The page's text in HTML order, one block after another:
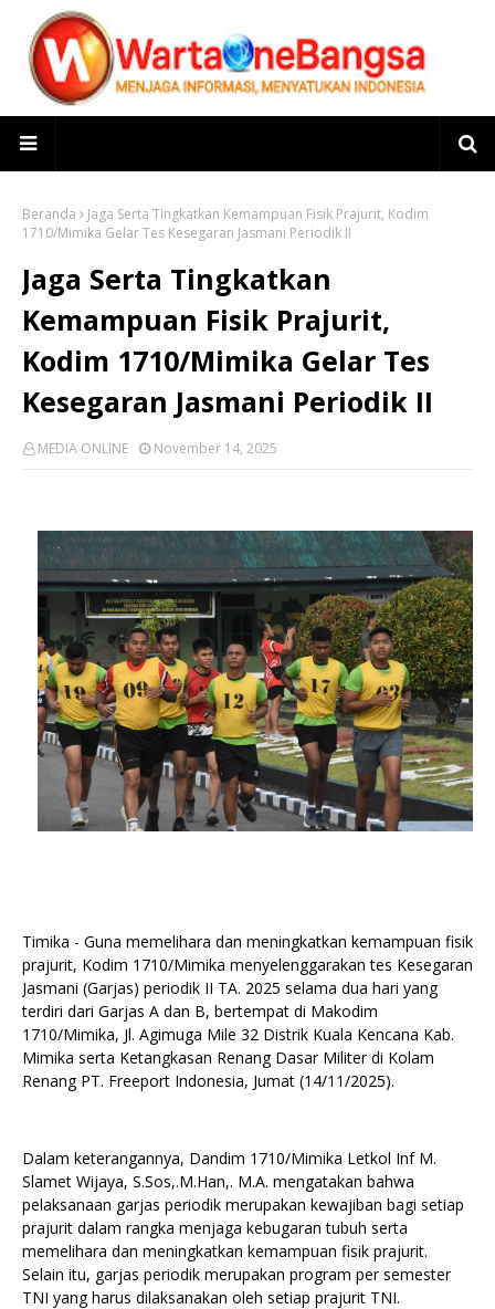
Beranda
Jaga Serta Tingkatkan Kemampuan Fisik Prajurit, Kodim
1710/Mimika Gelar Tes Kesegaran Jasmani Periodik II
Jaga Serta Tingkatkan
Kemampuan Fisik Prajurit,
Kodim 1710/Mimika Gelar Tes
Kesegaran Jasmani Periodik II
MEDIA ONLINE November 14, 2025
Timika - Guna memelihara dan meningkatkan kemampuan fisik
prajurit, Kodim 1710/Mimika menyelenggarakan tes Kesegaran
Jasmani (Garjas) periodik II TA. 2025 selama dua hari yang
terdiri dari Garjas A dan B, bertempat di Makodim
1710/Mimika, Jl. Agimuga Mile 32 Distrik Kuala Kencana Kab.
Mimika serta Ketangkasan Renang Dasar Militer di Kolam
Renang PT. Freeport Indonesia, Jumat (14/11/2025).
Dalam keterangannya, Dandim 1710/Mimika Letkol Inf M.
Slamet Wijaya, S.Sos,.M.Han,. M.A. mengatakan bahwa
pelaksanaan garjas periodik merupakan kewajiban bagi setiap
prajurit dalam rangka menjaga kebugaran tubuh serta
memelihara dan meningkatkan kemampuan fisik prajurit.
Selain itu, garjas periodik merupakan program per semester
TNI yang harus dilaksanakan oleh setiap prajurit TNI.